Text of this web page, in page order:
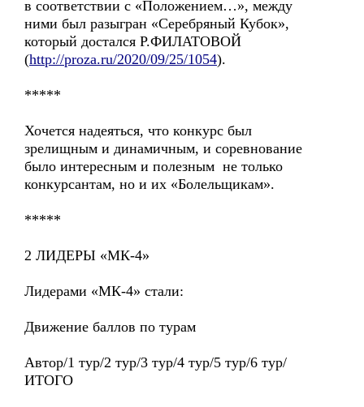
в соответствии с «Положением…», между
ними был разыгран «Серебряный Кубок»,
который достался Р.ФИЛАТОВОЙ
(http://proza.ru/2020/09/25/1054).
*****
Хочется надеяться, что конкурс был
зрелищным и динамичным, и соревнование
было интересным и полезным не только
конкурсантам, но и их «Болельщикам».
*****
2 ЛИДЕРЫ «МК-4»
Лидерами «МК-4» стали:
Движение баллов по турам
Автор/1 тур/2 тур/3 тур/4 тур/5 тур/6 тур/
ИТОГО